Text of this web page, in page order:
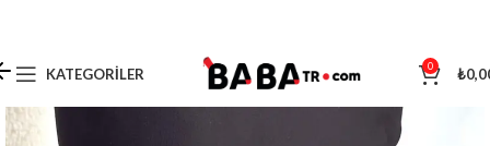
KATEGORILER 0 ₺